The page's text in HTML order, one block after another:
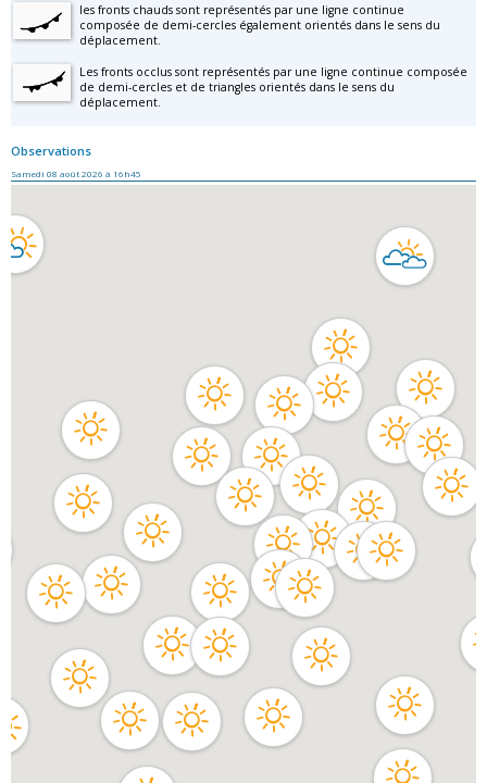
les fronts chauds sont représentés par une ligne continue
composée de demi-cercles également orientés dans le sens du
déplacement.
Les fronts occlus sont représentés par une ligne continue composée
de demi-cercles et de triangles orientés dans le sens du
déplacement.
Observations
Samedi 08 août 2026 à 16h45